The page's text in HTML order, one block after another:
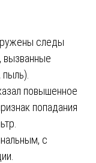
следы
вызванные
повышенное
попадания
с